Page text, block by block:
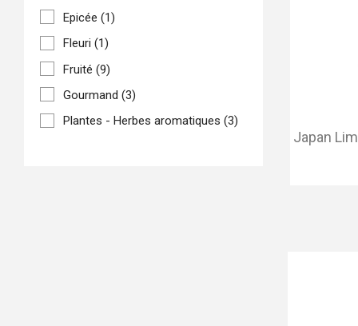
Epicée (1)
Fleuri (1)
Fruité (9)
Gourmand (3)
Plantes - Herbes aromatiques (3)
Japan